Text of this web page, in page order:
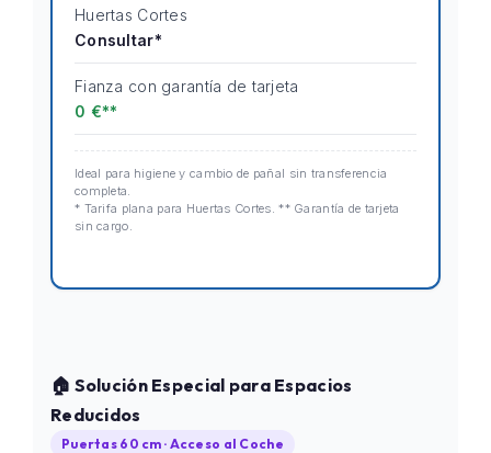
Huertas Cortes
Consultar*
Fianza con garantía de tarjeta
0 €**
Ideal para higiene y cambio de pañal sin transferencia
completa.
* Tarifa plana para Huertas Cortes. ** Garantía de tarjeta
sin cargo.
🏠 Solución Especial para Espacios
Reducidos
Puertas 60 cm · Acceso al Coche